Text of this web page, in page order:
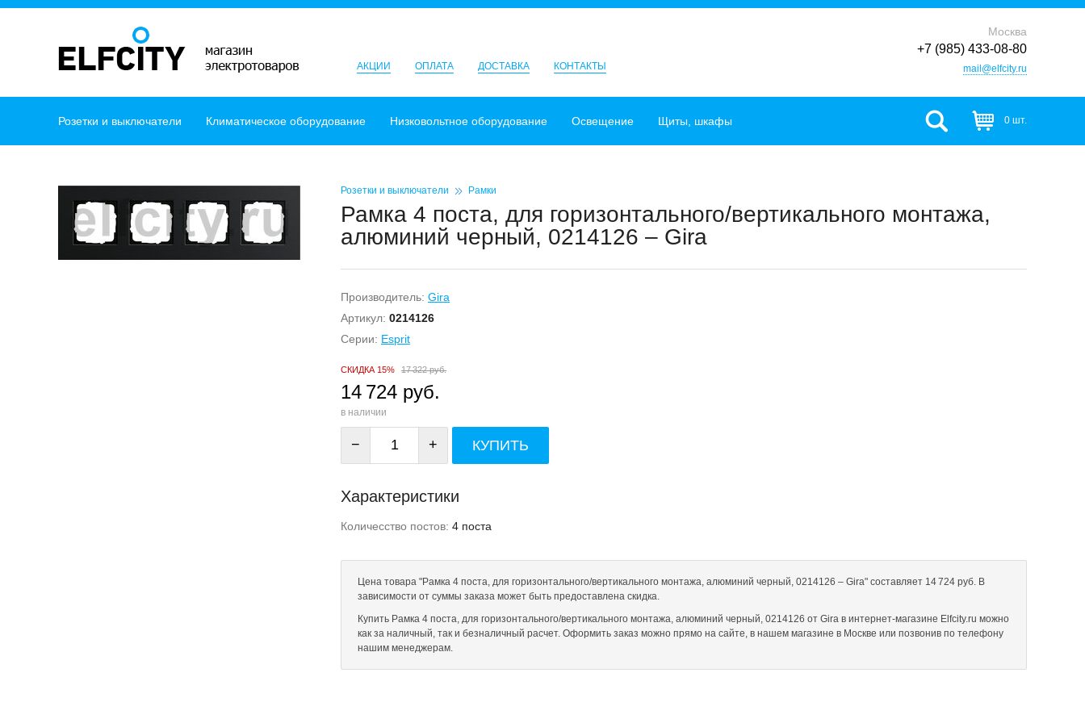
АКЦИИ ОПЛАТА ДОСТАВКА КОНТАКТЫ
Москва
+7 (985) 433-08-80
mail@elfcity.ru
Розетки и выключатели Климатическое оборудование Низковольтное оборудование Освещение Щиты, шкафы 0 шт.
Розетки и выключатели Рамки
Рамка 4 поста, для горизонтального/вертикального монтажа,
алюминий черный, 0214126 – Gira
Производитель: Gira
Артикул: 0214126
Серии: Esprit
СКИДКА 15% 17 322 руб.
14 724 руб.
в наличии
− + КУПИТЬ
Характеристики
Количесство постов: 4 поста
Цена товара "Рамка 4 поста, для горизонтального/вертикального монтажа, алюминий черный, 0214126 – Gira" составляет 14 724 руб. В
зависимости от суммы заказа может быть предоставлена скидка.
Купить Рамка 4 поста, для горизонтального/вертикального монтажа, алюминий черный, 0214126 от Gira в интернет-магазине Elfcity.ru можно
как за наличный, так и безналичный расчет. Оформить заказ можно прямо на сайте, в нашем магазине в Москве или позвонив по телефону
нашим менеджерам.